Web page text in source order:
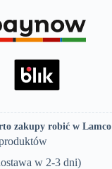
zakupy robić w Lamco
w 2-3 dni)